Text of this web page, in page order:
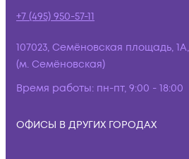
+7 (495) 950-57-11
107023, Семёновская площадь,
(м. Семёновская)
Время работы: пн-пт, 9:00 - 18:00
ОФИСЫ В ДРУГИХ ГОРОДАХ